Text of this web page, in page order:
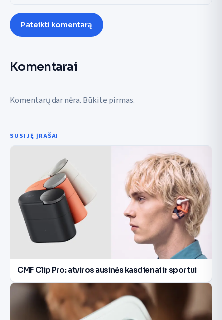
Pateikti komentarą
Komentarai
Komentarų dar nėra. Būkite pirmas.
SUSIJĘ ĮRAŠAI
CMF Clip Pro: atviros ausinės kasdienai ir sportui